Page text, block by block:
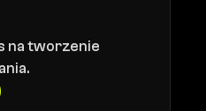
na tworzenie